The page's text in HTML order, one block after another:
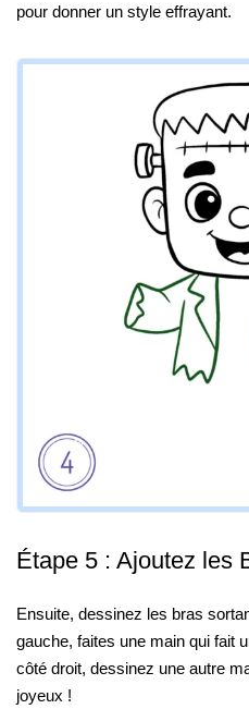
pour donner un style effrayant.
Étape 5 : Ajoutez les
Ensuite, dessinez les bras
gauche, faites une main qui fait
côté droit, dessinez une autre
joyeux !